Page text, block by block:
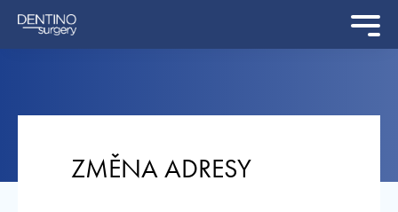
ZMĚNA ADRESY